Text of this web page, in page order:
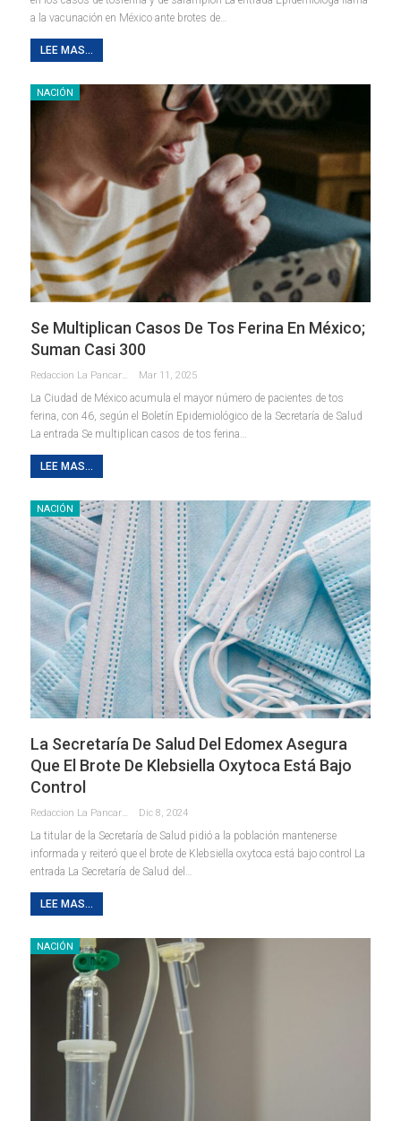
a la vacunación en México ante brotes de…
LEE MAS...
NACIÓN
Se Multiplican Casos De Tos Ferina En México;
Suman Casi 300
Redaccion La Pancarta De Quintana Roo Mar 11, 2025
La Ciudad de México acumula el mayor número de pacientes de tos
ferina, con 46, según el Boletín Epidemiológico de la Secretaría de Salud
La entrada Se multiplican casos de tos ferina…
LEE MAS...
NACIÓN
La Secretaría De Salud Del Edomex Asegura
Que El Brote De Klebsiella Oxytoca Está Bajo
Control
Redaccion La Pancarta De Quintana Roo Dic 8, 2024
La titular de la Secretaría de Salud pidió a la población mantenerse
informada y reiteró que el brote de Klebsiella oxytoca está bajo control La
entrada La Secretaría de Salud del…
LEE MAS...
NACIÓN